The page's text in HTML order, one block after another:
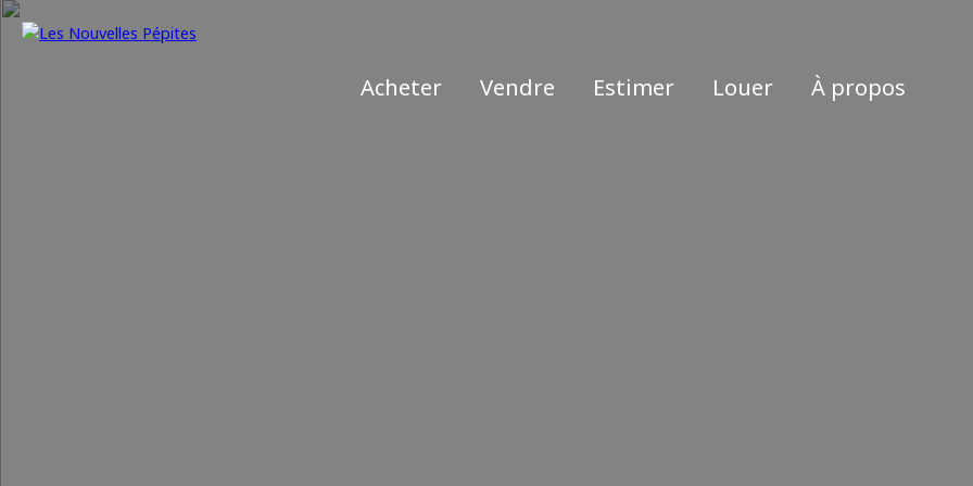
Acheter Vendre Estimer Louer À propos